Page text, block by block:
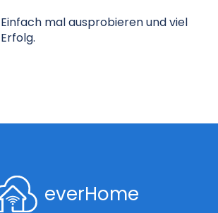
Einfach mal ausprobieren und viel
Erfolg.
everHome